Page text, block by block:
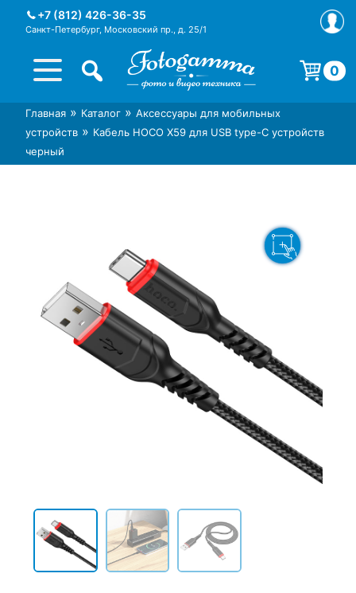
+7 (812) 426-36-35
Санкт-Петербург, Московский пр., д. 25/1
Интернет-магазин фототехники
Foto-Gamma в СПб
Магазин фотоаксессуаров foto-
gamma.ru
0
Корзина пуста.
Главная » Каталог » Аксессуары для мобильных
устройств » Кабель HOCO X59 для USB type-C устройств
черный